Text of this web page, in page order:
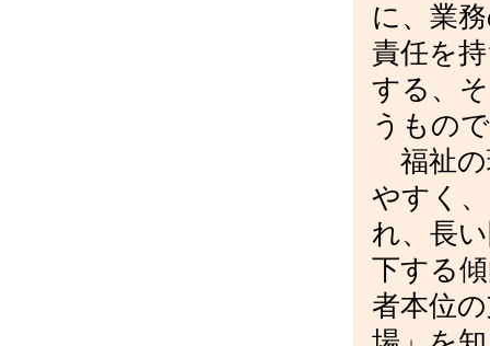
に、業
責任を
する、
うもの
福祉の
やすく
れ、長
下する
者本位